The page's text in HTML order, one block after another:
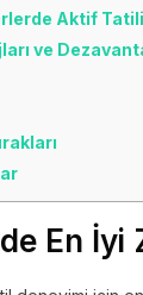
Aktif
ve
En İyi